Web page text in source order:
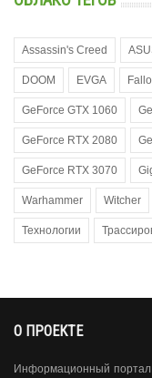
Assassin's Creed
DOOM EVGA
GeForce GTX 1060
GeForce RTX 2080
GeForce RTX 3070
Warhammer Witcher
Технологии
О ПРОЕКТЕ
Информационный портал